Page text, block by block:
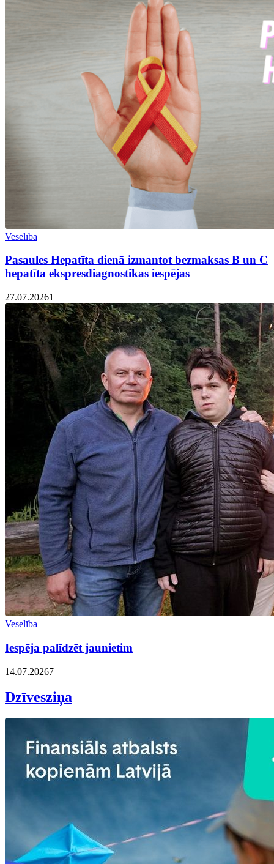
Veselība
Pasaules Hepatīta dienā izmantot bezmaksas B un C
hepatīta ekspresdiagnostikas iespējas
27.07.20261
Veselība
Iespēja palīdzēt jaunietim
14.07.20267
Dzīvesziņa